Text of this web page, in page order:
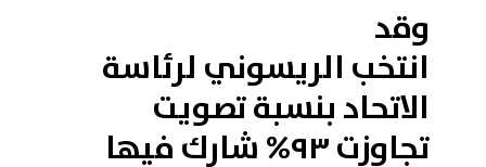
وقد
انتخب الريسوني لرئاسة
الاتحاد بنسبة تصويت
تجاوزت ٩٣% شارك فيها